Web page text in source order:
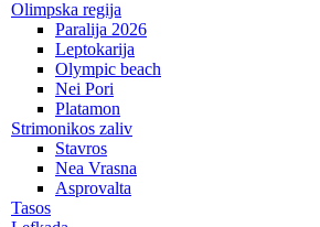
Olimpska regija
Paralija 2026
Leptokarija
Olympic beach
Nei Pori
Platamon
Strimonikos zaliv
Stavros
Nea Vrasna
Asprovalta
Tasos